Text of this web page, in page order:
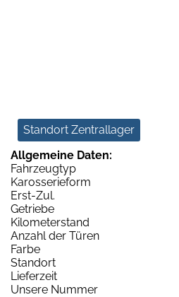
Standort Zentrallager
Allgemeine Daten:
Fahrzeugtyp
Karosserieform
Erst-Zul.
Getriebe
Kilometerstand
Anzahl der Türen
Farbe
Standort
Lieferzeit
Unsere Nummer